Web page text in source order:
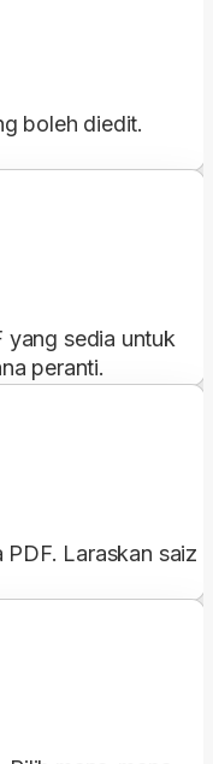
boleh diedit.
yang sedia untuk
peranti.
Laraskan saiz